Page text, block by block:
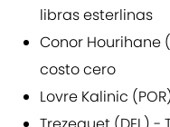
libras esterlinas
Conor Hourihane
costo cero
Lovre Kalinic